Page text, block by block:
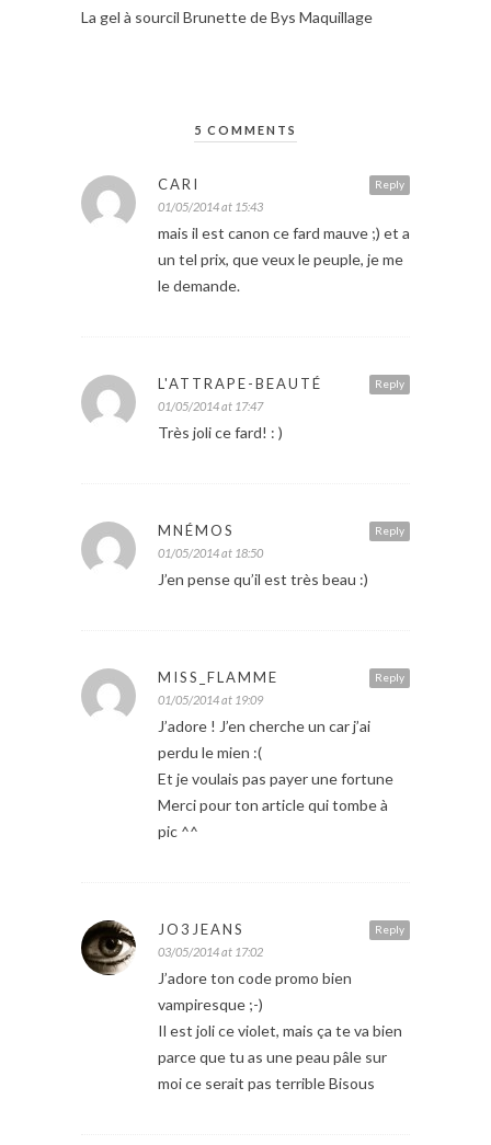
La gel à sourcil Brunette de Bys Maquillage
5 COMMENTS
Reply
CARI
01/05/2014 at 15:43
mais il est canon ce fard mauve ;) et a
un tel prix, que veux le peuple, je me
le demande.
Reply
L'ATTRAPE-BEAUTÉ
01/05/2014 at 17:47
Très joli ce fard! : )
Reply
MNÉMOS
01/05/2014 at 18:50
J’en pense qu’il est très beau :)
Reply
MISS_FLAMME
01/05/2014 at 19:09
J’adore ! J’en cherche un car j’ai
perdu le mien :(
Et je voulais pas payer une fortune
Merci pour ton article qui tombe à
pic ^^
Reply
JO3JEANS
03/05/2014 at 17:02
J’adore ton code promo bien
vampiresque ;-)
Il est joli ce violet, mais ça te va bien
parce que tu as une peau pâle sur
moi ce serait pas terrible Bisous